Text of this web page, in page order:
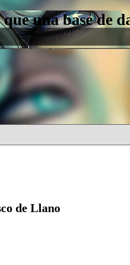
una base de
de Llano